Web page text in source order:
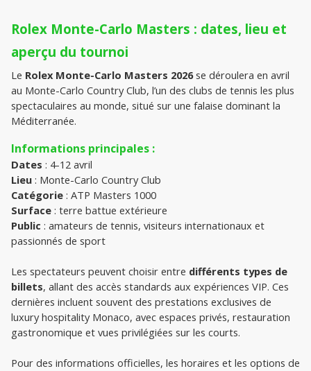
Rolex Monte-Carlo Masters : dates, lieu et
aperçu du tournoi
Le Rolex Monte-Carlo Masters 2026 se déroulera en avril
au Monte-Carlo Country Club, l’un des clubs de tennis les plus
spectaculaires au monde, situé sur une falaise dominant la
Méditerranée.
Informations principales :
Dates : 4-12 avril
Lieu : Monte-Carlo Country Club
Catégorie : ATP Masters 1000
Surface : terre battue extérieure
Public : amateurs de tennis, visiteurs internationaux et
passionnés de sport
Les spectateurs peuvent choisir entre différents types de
billets, allant des accès standards aux expériences VIP. Ces
dernières incluent souvent des prestations exclusives de
luxury hospitality Monaco, avec espaces privés, restauration
gastronomique et vues privilégiées sur les courts.
Pour des informations officielles, les horaires et les options de